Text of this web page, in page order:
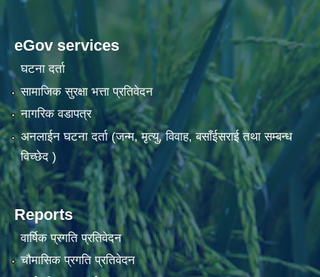
eGov services
घटना दर्ता
सामाजिक सुरक्षा भत्ता प्रतिवेदन
नागरिक वडापत्र
अनलाईन घटना दर्ता (जन्म, मृत्यु, विवाह, बसाँईसराई तथा सम्बन्ध
विच्छेद )
Reports
वार्षिक प्रगति प्रतिवेदन
चौमासिक प्रगति प्रतिवेदन